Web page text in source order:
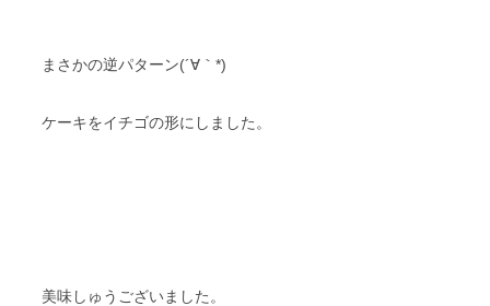
まさかの逆パターン(´∀｀*)
ケーキをイチゴの形にしました。
美味しゅうございました。